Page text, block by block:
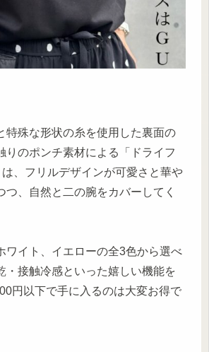
特殊な形状の糸を使用した裏面の
りのポンチ素材による「ドライフ
、フリルデザインが可愛さと華や
つ、自然と二の腕をカバーしてく
ワイト、イエローの全3色から選べ
・接触冷感といった嬉しい機能を
円以下で手に入るのは大変お得で